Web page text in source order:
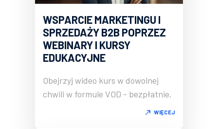
WSPARCIE MARKETINGU I
SPRZEDAŻY B2B POPRZEZ
WEBINARY I KURSY
EDUKACYJNE
Obejrzyj wideo kurs w dowolnej
chwili w formule VOD - bezpłatnie.
WIĘCEJ